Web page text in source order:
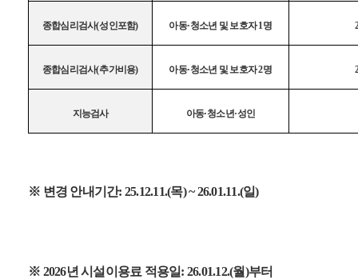
종합심리검사(성인포함) 아동·청소년 및 보호자1명
종합심리검사(추가비용) 아동·청소년 및 보호자2명
지능검사 아동·청소년·성인
※ 변경 안내기간: 25.12.11.(목) ~ 26.01.11.(일)
※ 2026년 시설이용료 적용일: 26.01.12.(월)부터